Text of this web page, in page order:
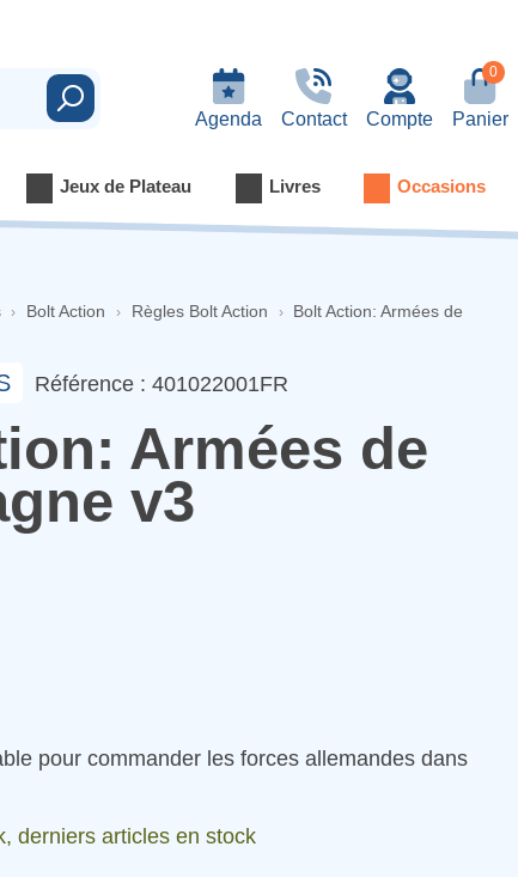
Agenda Contact
Rechercher Compte
0
Panier
Jeux de Plateau Livres Occasions
Bolt Action Règles Bolt Action
Bolt Action: Armées de
Référence : 401022001FR
Armées de
v3
pour commander les forces allemandes dans
derniers articles en stock